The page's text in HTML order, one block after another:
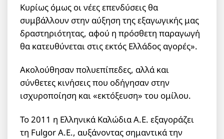
Κυρίως όμως οι νέες επενδύσεις θα
συμβάλλουν στην αύξηση της εξαγωγικής μας
δραστηριότητας, αφού η πρόσθετη παραγωγή
θα κατευθύνεται στις εκτός Ελλάδος αγορές».
Ακολούθησαν πολυεπίπεδες, αλλά και
σύνθετες κινήσεις που οδήγησαν στην
ισχυροποίηση και «εκτόξευση» του ομίλου.
Το 2011 η Ελληνικά Καλώδια Α.Ε. εξαγοράζει
τη Fulgor Α.Ε., αυξάνοντας σημαντικά την